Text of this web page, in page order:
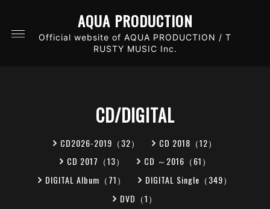
AQUA PRODUCTION
Official website of AQUA PRODUCTION / T
RUSTY MUSIC Inc.
CD/DIGITAL
CD2026-2019（32）
CD 2018（12）
CD 2017（13）
CD ～2016（61）
DIGITAL Album（71）
DIGITAL Single（349）
DVD（1）